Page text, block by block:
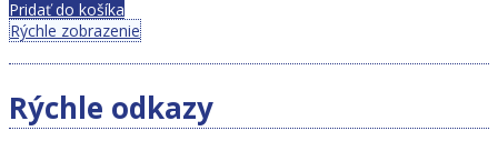
Pridať do košíka
Rýchle zobrazenie
Rýchle odkazy